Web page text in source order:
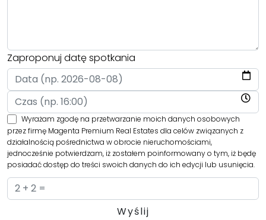
Zaproponuj datę spotkania
Wyrażam zgodę na przetwarzanie moich danych osobowych
przez firmę Magenta Premium Real Estates dla celów związanych z
działalnością pośrednictwa w obrocie nieruchomościami,
jednocześnie potwierdzam, iż zostałem poinformowany o tym, iż będę
posiadać dostęp do treści swoich danych do ich edycji lub usunięcia.